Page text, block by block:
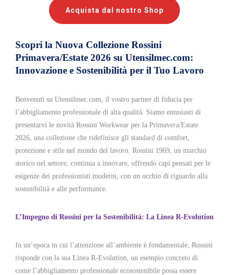
Acquista dal nostro Shop
Scopri la Nuova Collezione Rossini
Primavera/Estate 2026 su Utensilmec.com:
Innovazione e Sostenibilità per il Tuo Lavoro
Benvenuti su Utensilmec.com, il vostro partner di fiducia per
l’abbigliamento professionale di alta qualità. Siamo entusiasti di
presentarvi le novità Rossini Workwear per la Primavera/Estate
2026, una collezione che ridefinisce gli standard di comfort,
protezione e stile nel mondo del lavoro. Rossini 1969, un marchio
storico nel settore, continua a innovare, offrendo capi pensati per le
esigenze dei professionisti moderni, con un occhio di riguardo alla
sostenibilità e alle performance.
L’Impegno di Rossini per la Sostenibilità: La Linea R-Evolution
In un’epoca in cui l’attenzione all’ambiente è fondamentale, Rossini
risponde con la sua Linea R-Evolution, un esempio concreto di
come l’abbigliamento professionale ecosostenibile possa essere